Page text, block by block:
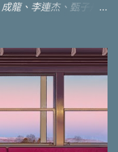
龍、李連杰、甄子丹
別客串的郭富城等
硬仗！一方面武打片
七日的檔期，好死不
角看起來很年輕，感
趣很多，不管在大環
，是可以在這個檔期